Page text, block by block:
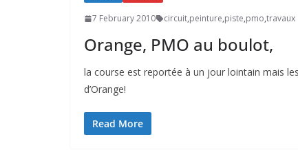
7 February 2010 circuit,peinture,piste,pmo,travaux
Orange, PMO au boulot,
la course est reportée à un jour lointain mais
d’Orange!
Read More